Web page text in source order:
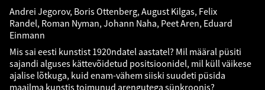
Andrei Jegorov, Boris Ottenberg, August Kilgas, Felix
Randel, Roman Nyman, Johann Naha, Peet Aren, Eduard
Einmann
Mis sai eesti kunstist 1920ndatel aastatel? Mil määral püsiti
sajandi alguses kättevõidetud positsioonidel, mil küll väikese
ajalise lõtkuga, kuid enam-vähem siiski suudeti püsida
maailma kunstis toimunud arengutega sünkroonis?